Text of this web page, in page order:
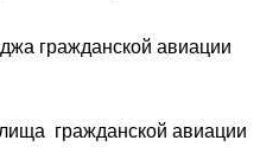
гражданской авиации
гражданской авиации